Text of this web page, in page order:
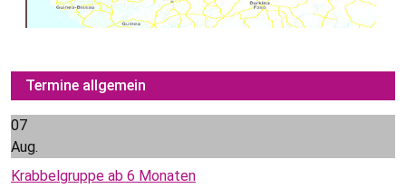
Termine allgemein
07
Aug.
Krabbelgruppe ab 6 Monaten